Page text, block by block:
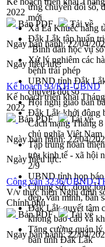
ứng chuyển đổi số,
mới
Xã Ea Knuếc nâng
Đắk Lắk tập huấn
"Bình dân học vụ
Xử lý nghiêm các
bệnh trái phép
UBND tỉnh Đắk Lắk
chuyển đổi số
Hội nghị giao ban
Đắk Lắk khởi động
Cách mạng Tháng
chủ nghĩa Việt Nam
Tập trung hoàn
tựu kinh tế - xã hội
2/9
UBND tỉnh họp
Chung sức, đồng
đẹp, văn minh, bản
Đắk Lắk quyết tâm
không báo cáo và
Tăng cường quản lý
bàn tỉnh Đắk Lắk
2022
Bản PDF
Tải về
Ngày ban hành:22/04/
Ngày hiệu lực:
Kế hoạch 93/KH-UBND
Kế hoạch triển khai
2022
Bản PDF
Tải về
Ngày ban hành:22/04/
Ngày hiệu lực:
Công văn 3236/UBND-
V/v thực hiện Nghị định
Chính phủ
Bản PDF
Tải về
Ngày ban hành:22/04/